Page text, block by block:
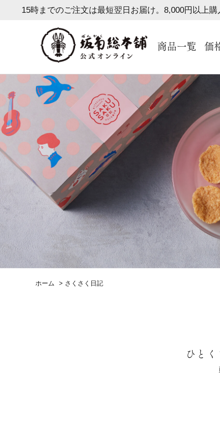
15時までのご注文は最短翌日お届け。8,000円以上
商品一覧 価
ホーム > さくさく日記
ひと